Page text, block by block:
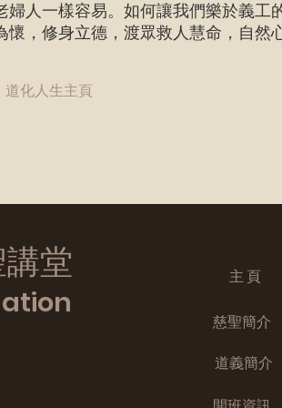
人一樣容易。如何讓我們樂於義工
，修身立德，渡眾救人慧命，自然
道化人生主頁
堂 主 頁
慈聖簡介
道義簡介